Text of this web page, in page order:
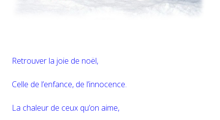
Retrouver la joie de noël,
Celle de l’enfance, de l’innocence.
La chaleur de ceux qu’on aime,